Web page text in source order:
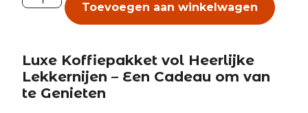
Toevoegen aan winkelwagen
Luxe Koffiepakket vol Heerlijke
Lekkernijen – Een Cadeau om van
te Genieten